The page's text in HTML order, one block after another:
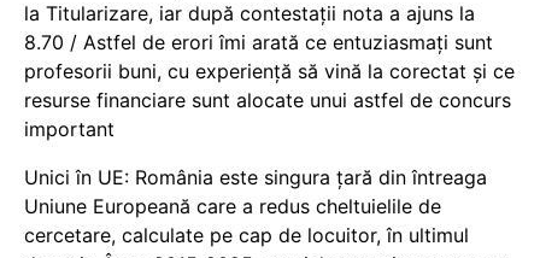
la Titularizare, iar după contestații nota a ajuns la
8.70 / Astfel de erori îmi arată ce entuziasmați sunt
profesorii buni, cu experiență să vină la corectat și ce
resurse financiare sunt alocate unui astfel de concurs
important
Unici în UE: România este singura țară din întreaga
Uniune Europeană care a redus cheltuielile de
cercetare, calculate pe cap de locuitor, în ultimul